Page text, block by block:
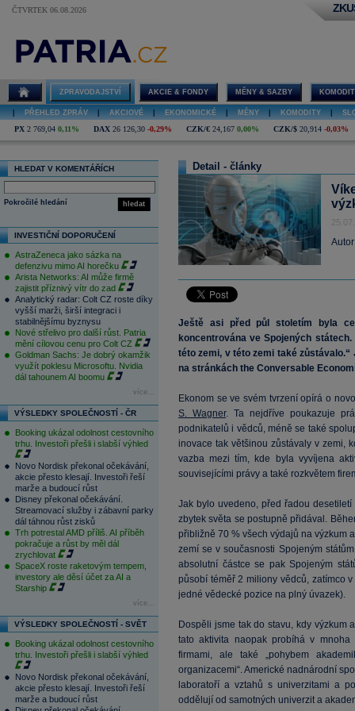
ČTVRTEK 06.08.2026
ZPRAVODAJSTVÍ AKCIE & FONDY MĚNY & SAZBY
PŘEHLED ZPRÁV AKCIOVÉ EKONOMICKÉ MĚNY KOMODITY
PX 2 769,04 0,11% DAX 26 126,30 -0,29% CZK/€ 24,167 0,00% CZK/$ 20,914 -0,03%
HLEDAT V KOMENTÁŘÍCH
hledat
Pokročilé hledání
INVESTIČNÍ DOPORUČENÍ
AstraZeneca jako sázka na
defenzivu mimo AI horečku
Arista Networks: AI může firmě
zajistit příznivý vítr do zad
Analytický radar: Colt CZ roste díky
vyšší marži, širší integraci i
stabilnějšímu byznysu
Nové střelivo pro další růst. Patria
mění cílovou cenu pro Colt CZ
Goldman Sachs: Je dobrý okamžik
využít poklesu Microsoftu. Nvidia
dál tahounem AI boomu
více...
VÝSLEDKY SPOLEČNOSTÍ - ČR
Booking ukázal odolnost cestovního
trhu. Investoři přešli i slabší výhled
Novo Nordisk překonal očekávání,
akcie přesto klesají. Investoři řeší
marže a budoucí růst
Disney překonal očekávání.
Streamovací služby i zábavní parky
dál táhnou růst zisků
Trh potrestal AMD příliš. AI příběh
pokračuje a růst by měl dál
zrychlovat
SpaceX roste raketovým tempem,
investory ale děsí účet za AI a
Starship
více...
VÝSLEDKY SPOLEČNOSTÍ - SVĚT
Booking ukázal odolnost cestovního
trhu. Investoři přešli i slabší výhled
Novo Nordisk překonal očekávání,
akcie přesto klesají. Investoři řeší
marže a budoucí růst
Detail - články
Ještě asi před půl stoletím byla
koncentrována ve Spojených
této zemi, v této zemi také
na stránkách the Conversable
Ekonom se ve svém tvrzení opírá o
S. Wagner. Ta nejdříve poukazuje
podnikatelů i vědců, méně se také
inovace tak většinou zůstávaly v zemi,
vazba mezi tím, kde byla vyvíjena
souvisejícími právy a také rozkvětem
Jak bylo uvedeno, před řadou
zbytek světa se postupně přidával.
přibližně 70 % všech výdajů na výzkum
zemí se v současnosti Spojeným
absolutní částce se pak Spojeným
působí téměř 2 miliony vědců, zatímco
jedné vědecké pozice na plný úvazek).
Dospěli jsme tak do stavu, kdy výzkum
tato aktivita naopak probíhá v
firmami, ale také „pohybem
organizacemi“. Americké nadnárodní
laboratoří a vztahů s univerzitami a
oddělují od samotných univerzit a